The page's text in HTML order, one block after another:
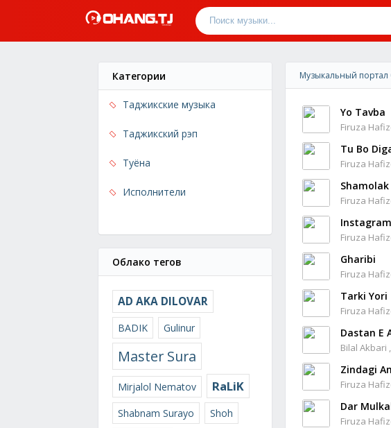
Категории
Таджикские музыка
Таджикский рэп
Туёна
Исполнители
Облако тегов
AD AKA DILOVAR
BADIK Gulinur
Master Sura
Mirjalol Nematov RaLiK
Shabnam Surayo Shoh
Музыкальный портал
Yo Tavba
Firuza
Tu Bo
Firuza
Shamolak
Firuza
Instagram
Firuza
Gharibi
Firuza
Tarki Yori
Firuza
Dastan E
Bilal Akbari
Zindagi
Firuza
Dar
Firuza